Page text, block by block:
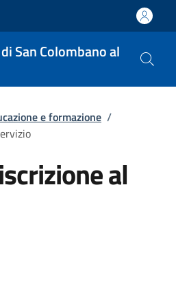
San Colombano al
e formazione /
al